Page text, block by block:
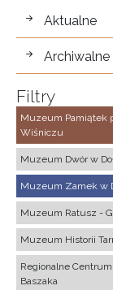
wystawy
Aktualne
Archiwalne
Filtry
Muzeum Pamiątek
Wiśniczu
Muzeum Dwór w
Muzeum Zamek w
Muzeum Ratusz -
Muzeum Historii
Regionalne
Baszaka